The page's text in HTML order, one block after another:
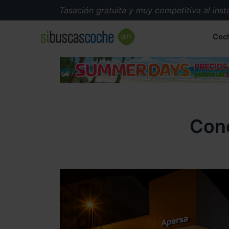
Tasación gratuita y muy competitiva al